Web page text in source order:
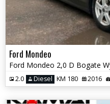
Ford Mondeo
2.0 Diesel KM 180 2016